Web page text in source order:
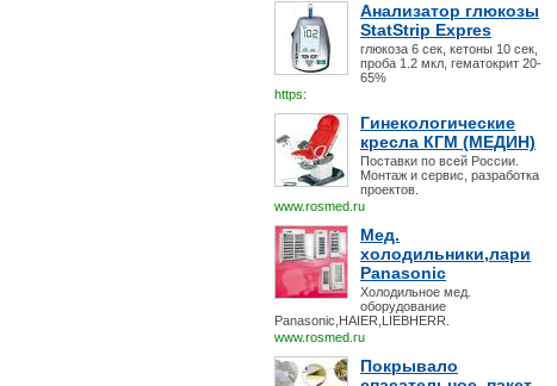
Анализатор глюкозы
StatStrip Expres
глюкоза 6 сек, кетоны 10 сек,
проба 1.2 мкл, гематокрит 20-
65%
https:
Гинекологические
кресла КГМ (МЕДИН)
Поставки по всей России.
Монтаж и сервис, разработка
проектов.
www.rosmed.ru
Мед.
холодильники,лари
Panasonic
Холодильное мед.
оборудование
Panasonic,HAIER,LIEBHERR.
www.rosmed.ru
Покрывало